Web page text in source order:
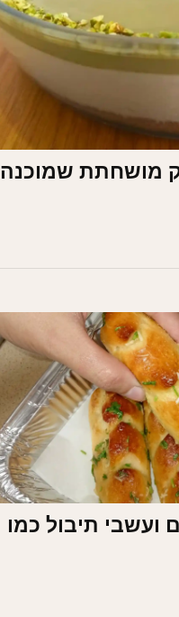
מושחתת שמוכנה
תיבול כמו